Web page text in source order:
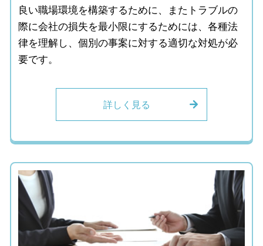
良い職場環境を構築するために、またトラブルの
際に会社の損失を最小限にするためには、各種法
律を理解し、個別の事案に対する適切な対処が必
要です。
詳しく見る